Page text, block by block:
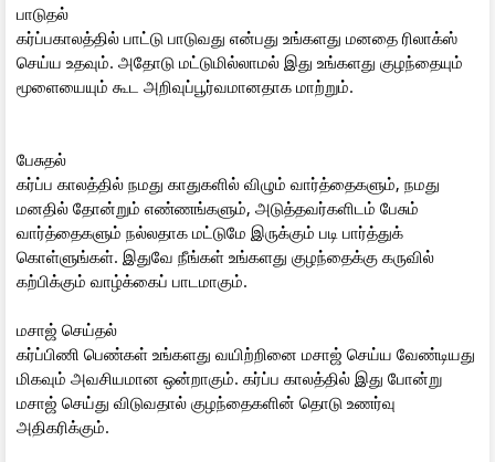
பாடுதல்
கர்ப்பகாலத்தில் பாட்டு பாடுவது என்பது உங்களது மனதை ரிலாக்ஸ்
செய்ய உதவும். அதோடு மட்டுமில்லாமல் இது உங்களது குழந்தையும்
மூளையையும் கூட அறிவுப்பூர்வமானதாக மாற்றும்.
பேசுதல்
கர்ப்ப காலத்தில் நமது காதுகளில் விழும் வார்த்தைகளும், நமது
மனதில் தோன்றும் எண்ணங்களும், அடுத்தவர்களிடம் பேசும்
வார்த்தைகளும் நல்லதாக மட்டுமே இருக்கும் படி பார்த்துக்
கொள்ளுங்கள். இதுவே நீங்கள் உங்களது குழந்தைக்கு கருவில்
கற்பிக்கும் வாழ்க்கைப் பாடமாகும்.
மசாஜ் செய்தல்
கர்ப்பிணி பெண்கள் உங்களது வயிற்றினை மசாஜ் செய்ய வேண்டியது
மிகவும் அவசியமான ஒன்றாகும். கர்ப்ப காலத்தில் இது போன்று
மசாஜ் செய்து விடுவதால் குழந்தைகளின் தொடு உணர்வு
அதிகரிக்கும்.